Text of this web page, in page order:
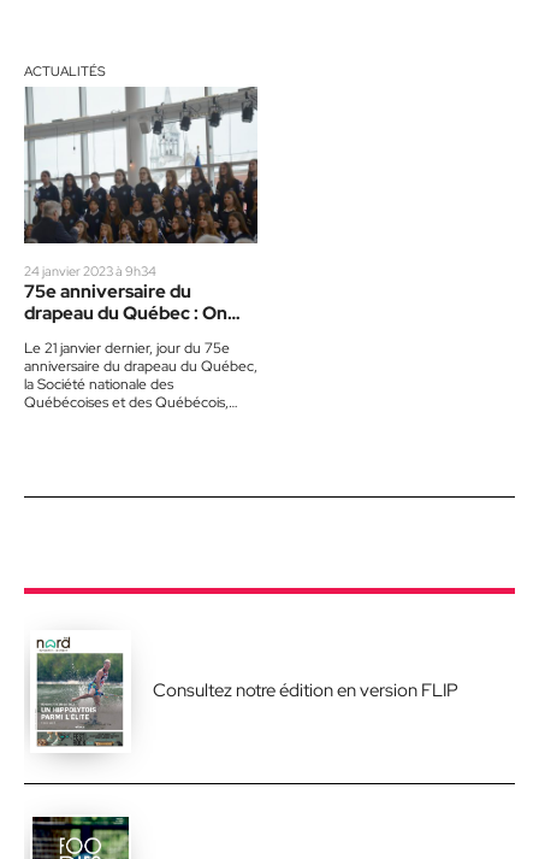
ACTUALITÉS
24 janvier 2023 à 9h34
75e anniversaire du
drapeau du Québec : On
Laurentides
Le 21 janvier dernier, jour du 75e
anniversaire du drapeau du Québec,
la Société nationale des
Québécoises et des Québécois,
Consultez notre édition en version FLIP